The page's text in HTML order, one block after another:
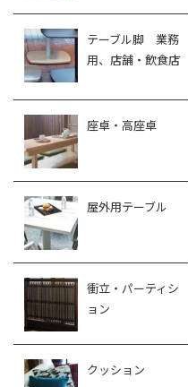
テーブル脚 業務
用、店舗・飲食店
座卓・高座卓
屋外用テーブル
衝立・パーティシ
ョン
クッション